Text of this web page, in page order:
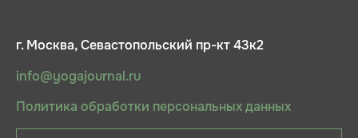
г. Москва, Севастопольский пр-кт 43к2
info@yogajournal.ru
Политика обработки персональных данных